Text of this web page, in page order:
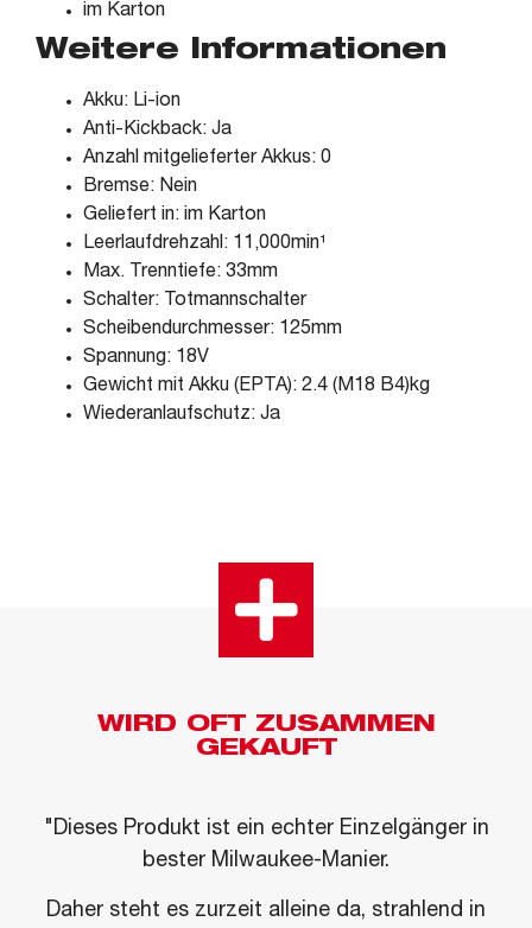
im Karton
Weitere Informationen
Akku: Li-ion
Anti-Kickback: Ja
Anzahl mitgelieferter Akkus: 0
Bremse: Nein
Geliefert in: im Karton
Leerlaufdrehzahl: 11,000min¹
Max. Trenntiefe: 33mm
Schalter: Totmannschalter
Scheibendurchmesser: 125mm
Spannung: 18V
Gewicht mit Akku (EPTA): 2.4 (M18 B4)kg
Wiederanlaufschutz: Ja
WIRD OFT ZUSAMMEN
GEKAUFT
"Dieses Produkt ist ein echter Einzelgänger in
bester Milwaukee-Manier.
Daher steht es zurzeit alleine da, strahlend in